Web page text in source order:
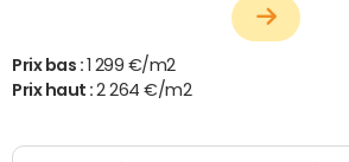
Prix bas : 1 299 €/m2
Prix haut :2 264 €/m2